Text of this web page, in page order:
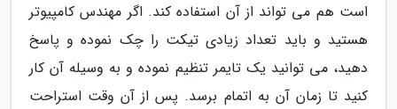
است هم می تواند از آن استفاده کند. اگر مهندس کامپیوتر
هستید و باید تعداد زیادی تیکت را چک نموده و پاسخ
دهید، می توانید یک تایمر تنظیم نموده و به وسیله آن کار
کنید تا زمان آن به اتمام برسد. پس از آن وقت استراحت